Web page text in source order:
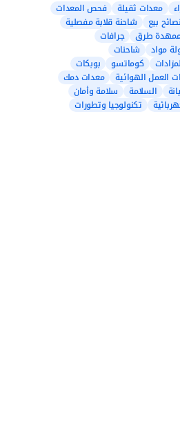
معدات ثقيلة
فحص المعدات
نصائح بيع
شاحنة قلابة مفصلية
طرق
جرافات
مواد
شاحنات
كوماتسو
بوبكات
العمل الهوائية
معدات دمك
السلامة
سلامة وأمان
تكنولوجيا وتطورات